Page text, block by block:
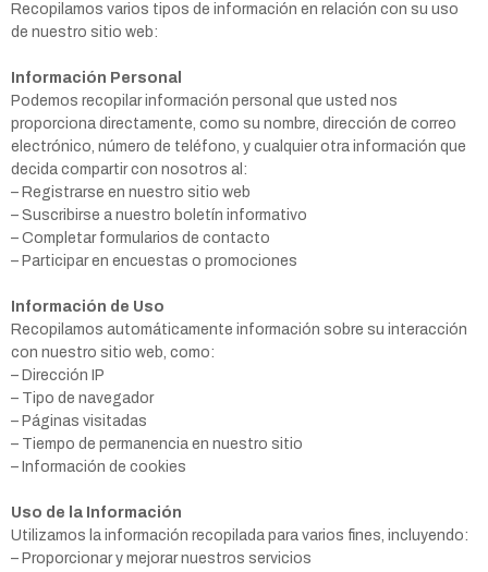
Recopilamos varios tipos de información en relación con su uso
de nuestro sitio web:
Información Personal
Podemos recopilar información personal que usted nos
proporciona directamente, como su nombre, dirección de correo
electrónico, número de teléfono, y cualquier otra información que
decida compartir con nosotros al:
– Registrarse en nuestro sitio web
– Suscribirse a nuestro boletín informativo
– Completar formularios de contacto
– Participar en encuestas o promociones
Información de Uso
Recopilamos automáticamente información sobre su interacción
con nuestro sitio web, como:
– Dirección IP
– Tipo de navegador
– Páginas visitadas
– Tiempo de permanencia en nuestro sitio
– Información de cookies
Uso de la Información
Utilizamos la información recopilada para varios fines, incluyendo:
– Proporcionar y mejorar nuestros servicios